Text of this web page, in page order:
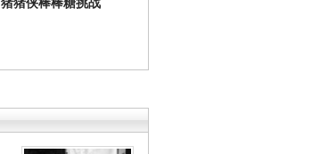
猪猪侠棒棒糖挑战